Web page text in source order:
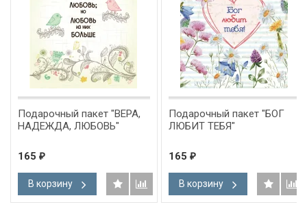
Подарочный пакет "ВЕРА,
НАДЕЖДА, ЛЮБОВЬ"
165 ₽
В корзину
Подарочный пакет "БОГ
ЛЮБИТ ТЕБЯ"
165 ₽
В корзину